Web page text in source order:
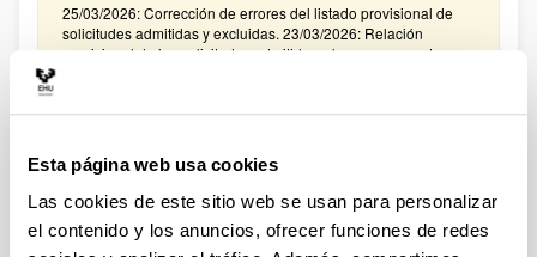
Esta página web usa cookies
Las cookies de este sitio web se usan para personalizar
el contenido y los anuncios, ofrecer funciones de redes
25/03/2026: Corrección de errores del listado provisional de
solicitudes admitidas y excluidas. 23/03/2026: Relación
provisional de las solicitudes admitidas y las que presentan
científica, tecnológica y de la innovación (FECYT) 2026
Abierto el plazo de presentación: 01/07/2026 - 16/09/2026 13:00
Plazo interno para envío documentación: propuestas